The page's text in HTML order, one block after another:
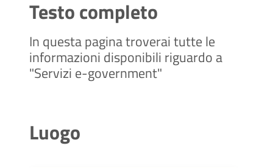
Testo completo
In questa pagina troverai tutte le
informazioni disponibili riguardo a
"Servizi e-government"
Luogo